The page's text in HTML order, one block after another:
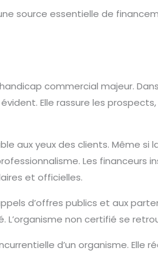
source essentielle de
commercial majeur.
Elle rassure les
aux yeux des clients. Même
Les financeurs
et officielles.
d’offres publics et aux
non certifié se
d’un organisme. Elle